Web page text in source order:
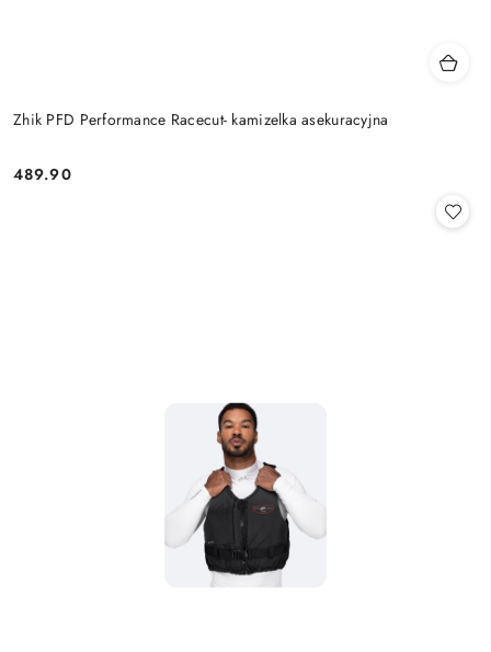
Zhik PFD Performance Racecut- kamizelka asekuracyjna
Cena:
489.90